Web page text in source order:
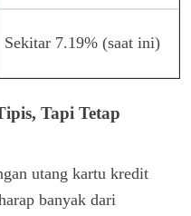
Sekitar 7.19% (saat ini)
Tapi Tetap
utang kartu kredit
banyak dari